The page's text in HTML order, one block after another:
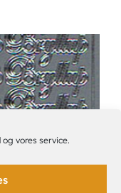
vores service.